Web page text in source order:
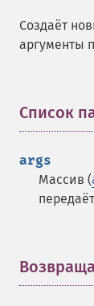
Создаёт
аргументы
Список
args
Массив (